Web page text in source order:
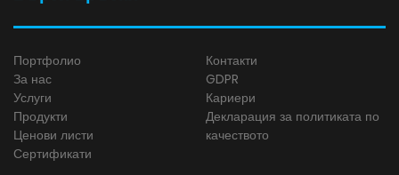
Портфолио
За нас
Услуги
Продукти
Ценови листи
Сертификати
Контакти
GDPR
Кариери
Декларация за политиката по
качеството